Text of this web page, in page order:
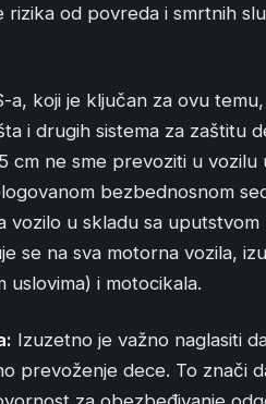
rizika od povreda i smrtnih
a, koji je ključan za ovu
i drugih sistema za zaštitu
cm ne sme prevoziti u
bezbednosnom
vozilo u skladu sa
se na sva motorna vozila,
uslovima) i motocikala.
Izuzetno je važno naglasiti
prevoženje dece. To znači